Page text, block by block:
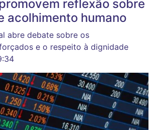
reflexão sobre
acolhimento humano
abre debate sobre os
e o respeito à dignidade